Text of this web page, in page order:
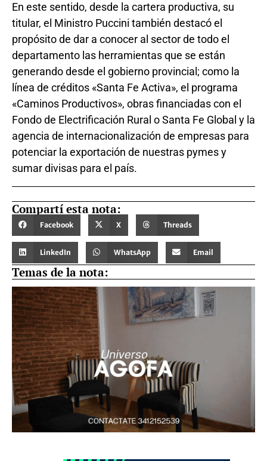
En este sentido, desde la cartera productiva, su
titular, el Ministro Puccini también destacó el
propósito de dar a conocer al sector de todo el
departamento las herramientas que se están
generando desde el gobierno provincial; como la
línea de créditos «Santa Fe Activa», el programa
«Caminos Productivos», obras financiadas con el
Fondo de Electrificación Rural o Santa Fe Global y la
agencia de internacionalización de empresas para
potenciar la exportación de nuestras pymes y
sumar divisas para el país.
Compartí esta nota:
Facebook X Threads
LinkedIn WhatsApp Email
Temas de la nota: